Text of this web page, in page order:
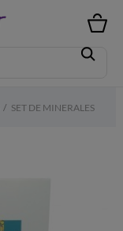
SET DE MINERALES